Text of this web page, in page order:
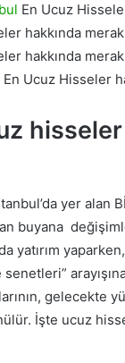
En Ucuz
hakkında
hakkında
Ucuz Hisseler
hisseler
yer alan
buyana
yaparken,
gelecekte
İşte ucuz